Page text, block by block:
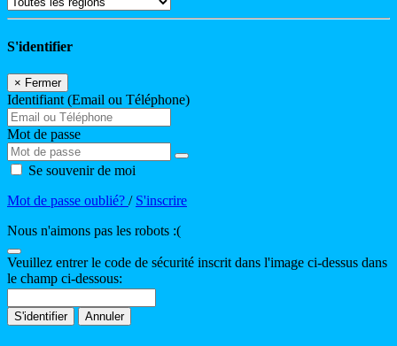
S'identifier
× Fermer
Identifiant (Email ou Téléphone)
Mot de passe
Se souvenir de moi
Mot de passe oublié? / S'inscrire
Nous n'aimons pas les robots :(
Veuillez entrer le code de sécurité inscrit dans l'image ci-dessus dans
le champ ci-dessous:
S'identifier Annuler